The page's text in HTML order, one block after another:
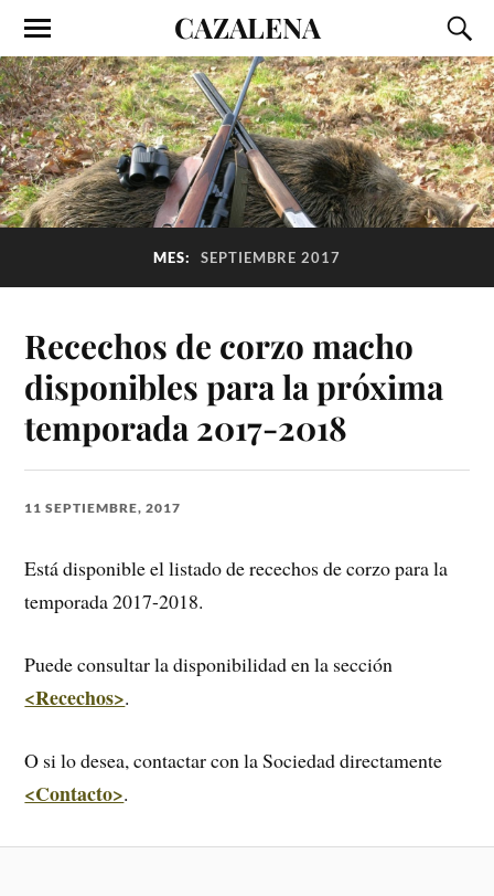
CAZALENA
MES: SEPTIEMBRE 2017
Recechos de corzo macho
disponibles para la próxima
temporada 2017-2018
11 SEPTIEMBRE, 2017
Está disponible el listado de recechos de corzo para la
temporada 2017-2018.
Puede consultar la disponibilidad en la sección
<Recechos>.
O si lo desea, contactar con la Sociedad directamente
<Contacto>.